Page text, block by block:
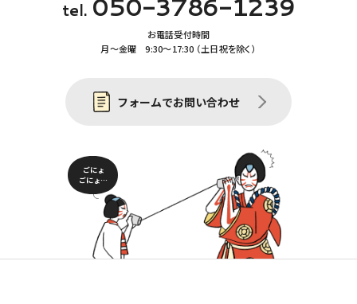
tel.
お電話受付時間
月〜金曜 9:30〜17:30 （土日祝を除く）
フォームでお問い合わせ
ごにょ
ごにょ…